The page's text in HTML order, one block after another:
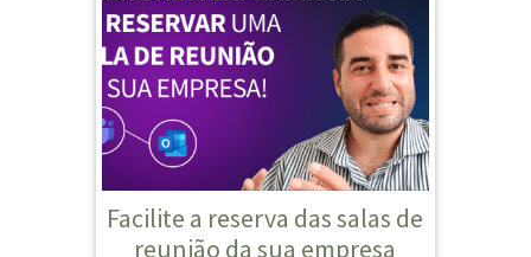
Facilite a reserva das salas de
reunião da sua empresa